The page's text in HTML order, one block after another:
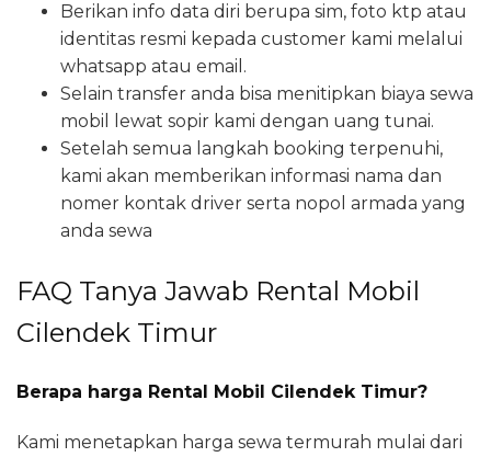
Berikan info data diri berupa sim, foto ktp atau
identitas resmi kepada customer kami melalui
whatsapp atau email.
Selain transfer anda bisa menitipkan biaya sewa
mobil lewat sopir kami dengan uang tunai.
Setelah semua langkah booking terpenuhi,
kami akan memberikan informasi nama dan
nomer kontak driver serta nopol armada yang
anda sewa
FAQ Tanya Jawab Rental Mobil
Cilendek Timur
Berapa harga Rental Mobil Cilendek Timur?
Kami menetapkan harga sewa termurah mulai dari